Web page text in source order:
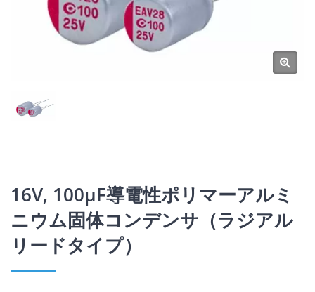
16V, 100μF導電性ポリマーアルミ
ニウム固体コンデンサ（ラジアル
リードタイプ）